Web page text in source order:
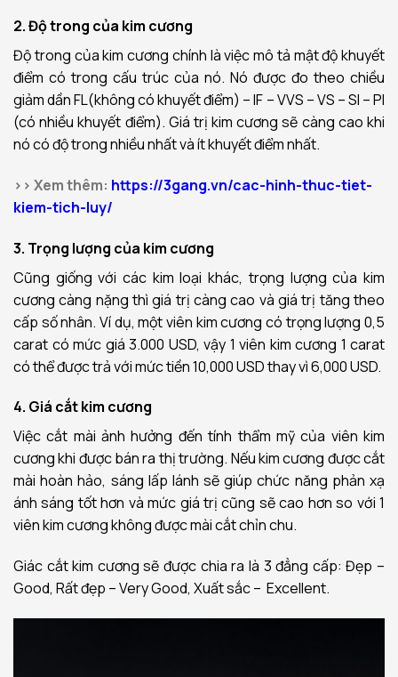
2. Độ trong của kim cương
Độ trong của kim cương chính là việc mô tả mật độ khuyết
điểm có trong cấu trúc của nó. Nó được đo theo chiều
giảm dần FL(không có khuyết điểm) – IF – VVS – VS – SI – PI
(có nhiều khuyết điểm). Giá trị kim cương sẽ càng cao khi
nó có độ trong nhiều nhất và ít khuyết điểm nhất.
>> Xem thêm: https://3gang.vn/cac-hinh-thuc-tiet-
kiem-tich-luy/
3. Trọng lượng của kim cương
Cũng giống với các kim loại khác, trọng lượng của kim
cương càng nặng thì giá trị càng cao và giá trị tăng theo
cấp số nhân. Ví dụ, một viên kim cương có trọng lượng 0,5
carat có mức giá 3.000 USD, vậy 1 viên kim cương 1 carat
có thể được trả với mức tiền 10,000 USD thay vì 6,000 USD.
4. Giá cắt kim cương
Việc cắt mài ảnh hưởng đến tính thẩm mỹ của viên kim
cương khi được bán ra thị trường. Nếu kim cương được cắt
mài hoàn hảo, sáng lấp lánh sẽ giúp chức năng phản xạ
ánh sáng tốt hơn và mức giá trị cũng sẽ cao hơn so với 1
viên kim cương không được mài cắt chỉn chu.
Giác cắt kim cương sẽ được chia ra là 3 đẳng cấp: Đẹp –
Good, Rất đẹp – Very Good, Xuất sắc – Excellent.